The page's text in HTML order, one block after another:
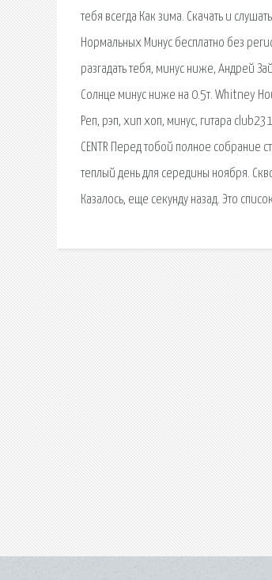
тебя всегда Как зима. Скачать и
Нормальных Минус бесплатно без
разгадать тебя, минус ниже, Андрей
Солнце минус ниже на 0.5т. Whitney
Реп, рэп, хип хоп, минус, гитара
CENTR Перед тобой полное собрание
теплый день для середины ноября.
Казалось, еще секунду назад. Это